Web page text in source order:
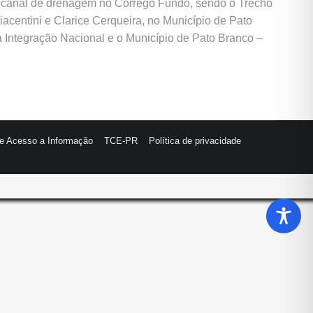
de drenagem no Córrego Fundo, sendo o Trecho
e Clarice Cerqueira, no Município de Pato
Nacional e o Município de Pato Branco –
Acesso a Informação TCE-PR
Política de privacidade